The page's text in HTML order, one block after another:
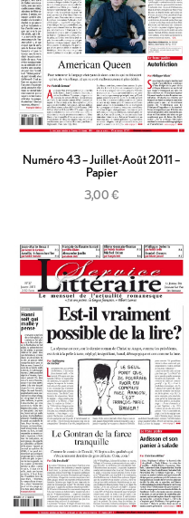
Numéro 43 – Juillet-Août 2011 –
Papier
3,00€